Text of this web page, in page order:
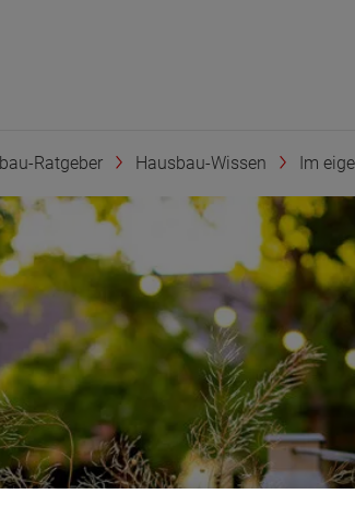
Ratgeber Hausbau-Wissen Im